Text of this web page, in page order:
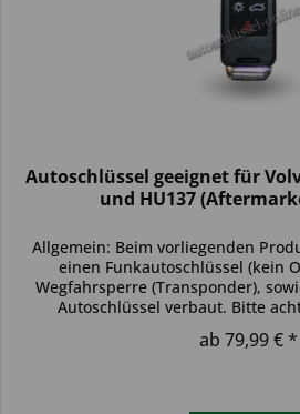
Autoschlüssel geeignet für
und HU137
Allgemein: Beim vorliegenden
einen Funkautoschlüssel (kein
Wegfahrsperre (Transponder),
Autoschlüssel verbaut. Bitte
ab 79,99 € *